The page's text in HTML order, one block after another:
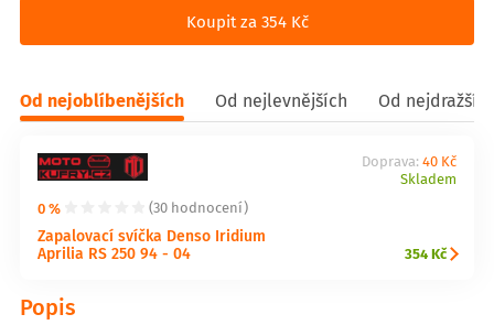
Koupit za 354 Kč
Od nejoblíbenějších Od nejlevnějších Od
0 % (30 hodnocení)
Zapalovací svíčka Denso Iridium
Aprilia RS 250 94 - 04
Doprava: 40 Kč
Skladem
354 Kč
Popis